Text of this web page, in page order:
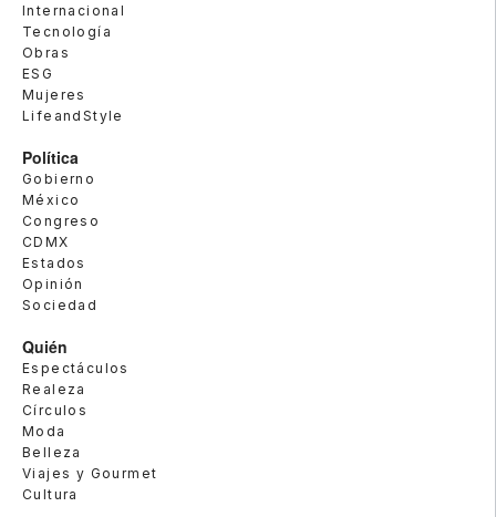
Internacional
Tecnología
Obras
ESG
Mujeres
LifeandStyle
Política
Gobierno
México
Congreso
CDMX
Estados
Opinión
Sociedad
Quién
Espectáculos
Realeza
Círculos
Moda
Belleza
Viajes y Gourmet
Cultura